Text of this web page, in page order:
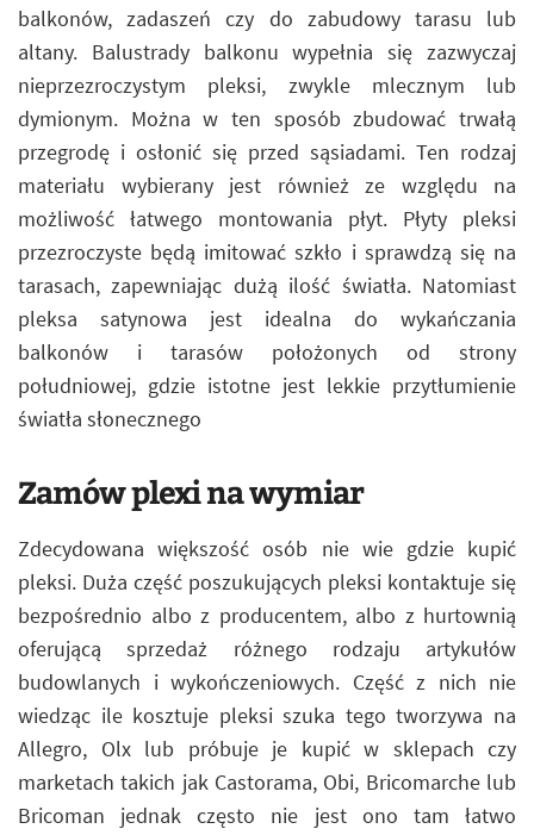
balkonów, zadaszeń czy do zabudowy tarasu lub
altany. Balustrady balkonu wypełnia się zazwyczaj
nieprzezroczystym pleksi, zwykle mlecznym lub
dymionym. Można w ten sposób zbudować trwałą
przegrodę i osłonić się przed sąsiadami. Ten rodzaj
materiału wybierany jest również ze względu na
możliwość łatwego montowania płyt. Płyty pleksi
przezroczyste będą imitować szkło i sprawdzą się na
tarasach, zapewniając dużą ilość światła. Natomiast
pleksa satynowa jest idealna do wykańczania
balkonów i tarasów położonych od strony
południowej, gdzie istotne jest lekkie przytłumienie
światła słonecznego
Zamów plexi na wymiar
Zdecydowana większość osób nie wie gdzie kupić
pleksi. Duża część poszukujących pleksi kontaktuje się
bezpośrednio albo z producentem, albo z hurtownią
oferującą sprzedaż różnego rodzaju artykułów
budowlanych i wykończeniowych. Część z nich nie
wiedząc ile kosztuje pleksi szuka tego tworzywa na
Allegro, Olx lub próbuje je kupić w sklepach czy
marketach takich jak Castorama, Obi, Bricomarche lub
Bricoman jednak często nie jest ono tam łatwo